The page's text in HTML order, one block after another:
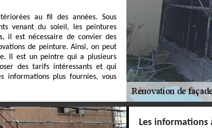
au fil des années. Sous
venant du soleil, les peintures
il est nécessaire de convier des
de peinture. Ainsi, on peut
Il est un peintre qui a plusieurs
des tarifs intéressants et qui
informations plus fournies, vous
Les